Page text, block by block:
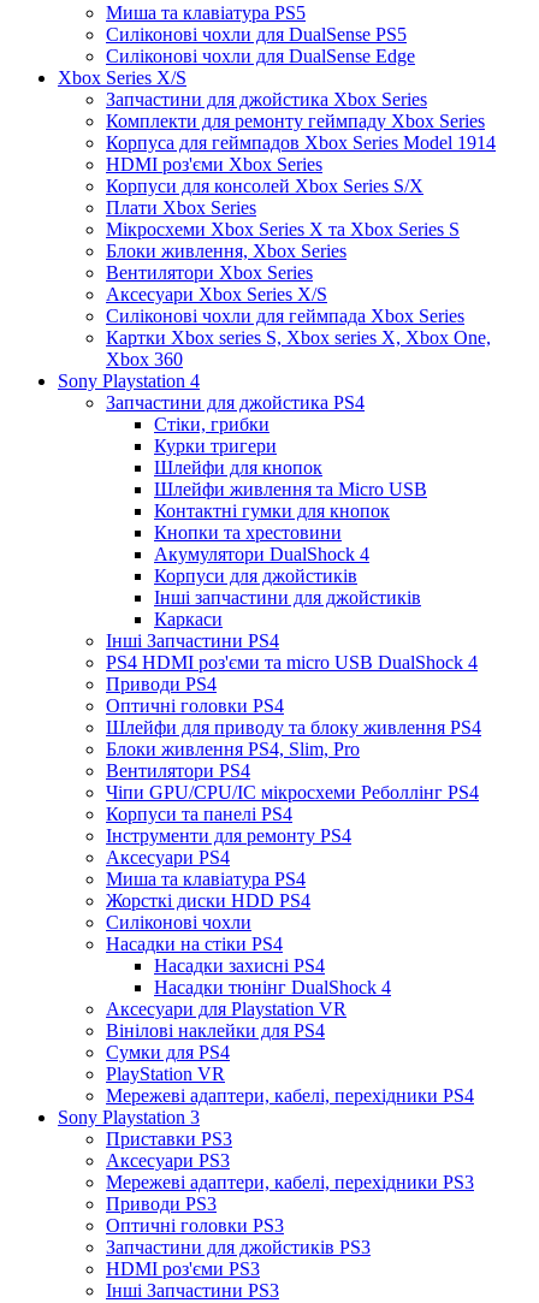
Миша та клавіатура PS5
Силіконові чохли для DualSense PS5
Силіконові чохли для DualSense Edge
Xbox Series X/S
Запчастини для джойстика Xbox Series
Комплекти для ремонту геймпаду Xbox Series
Корпуса для геймпадов Xbox Series Model 1914
HDMI роз'єми Xbox Series
Корпуси для консолей Xbox Series S/X
Плати Xbox Series
Мікросхеми Xbox Series X та Xbox Series S
Блоки живлення, Xbox Series
Вентилятори Xbox Series
Аксесуари Xbox Series X/S
Силіконові чохли для геймпада Xbox Series
Картки Xbox series S, Xbox series X, Xbox One,
Xbox 360
Sony Playstation 4
Запчастини для джойстика PS4
Стіки, грибки
Курки тригери
Шлейфи для кнопок
Шлейфи живлення та Micro USB
Контактні гумки для кнопок
Кнопки та хрестовини
Акумулятори DualShock 4
Корпуси для джойстиків
Інші запчастини для джойстиків
Каркаси
Інші Запчастини PS4
PS4 HDMI роз'єми та micro USB DualShock 4
Приводи PS4
Оптичні головки PS4
Шлейфи для приводу та блоку живлення PS4
Блоки живлення PS4, Slim, Pro
Вентилятори PS4
Чіпи GPU/CPU/IC мікросхеми Реболлінг PS4
Корпуси та панелі PS4
Інструменти для ремонту PS4
Аксесуари PS4
Миша та клавіатура PS4
Жорсткі диски HDD PS4
Силіконові чохли
Насадки на стіки PS4
Насадки захисні PS4
Насадки тюнінг DualShock 4
Аксесуари для Playstation VR
Вінілові наклейки для PS4
Сумки для PS4
PlayStation VR
Мережеві адаптери, кабелі, перехідники PS4
Sony Playstation 3
Приставки PS3
Аксесуари PS3
Мережеві адаптери, кабелі, перехідники PS3
Приводи PS3
Оптичні головки PS3
Запчастини для джойстиків PS3
HDMI роз'єми PS3
Інші Запчастини PS3